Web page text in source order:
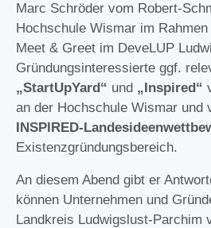
Marc Schröder vom Robert-
Hochschule Wismar im
Meet & Greet im DeveLUP
Gründungsinteressierte ggf.
„StartUpYard“ und „Inspired“
an der Hochschule Wismar und
INSPIRED-
Existenzgründungsbereich.
An diesem Abend gibt er
können Unternehmen und
Landkreis Ludwigslust-Parchim